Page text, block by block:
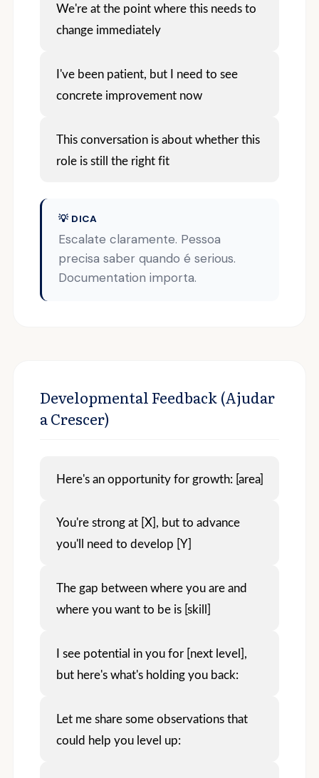
We're at the point where this needs to
change immediately
I've been patient, but I need to see
concrete improvement now
This conversation is about whether this
role is still the right fit
💡 DICA
Escalate claramente. Pessoa
precisa saber quando é serious.
Documentation importa.
Developmental Feedback (Ajudar
a Crescer)
Here's an opportunity for growth: [area]
You're strong at [X], but to advance
you'll need to develop [Y]
The gap between where you are and
where you want to be is [skill]
I see potential in you for [next level],
but here's what's holding you back:
Let me share some observations that
could help you level up: